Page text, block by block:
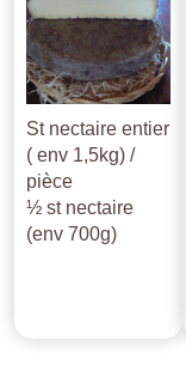
St nectaire entier
( env 1,5kg) /
pièce
½ st nectaire
(env 700g)